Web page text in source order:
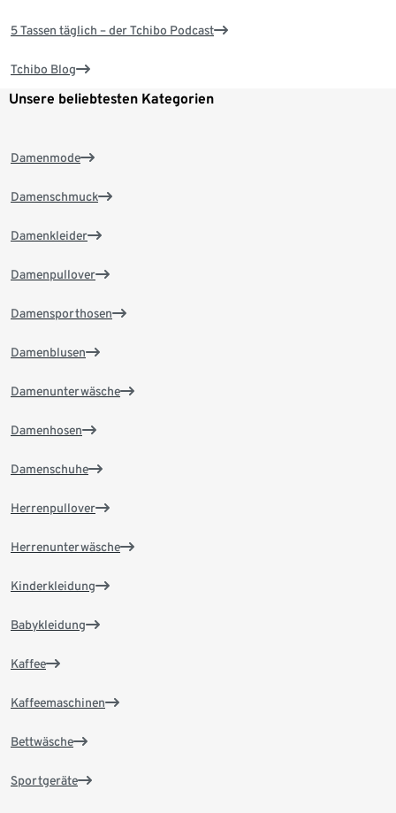
5 Tassen täglich – der Tchibo Podcast
Tchibo Blog
Unsere beliebtesten Kategorien
Damenmode
Damenschmuck
Damenkleider
Damenpullover
Damensporthosen
Damenblusen
Damenunterwäsche
Damenhosen
Damenschuhe
Herrenpullover
Herrenunterwäsche
Kinderkleidung
Babykleidung
Kaffee
Kaffeemaschinen
Bettwäsche
Sportgeräte